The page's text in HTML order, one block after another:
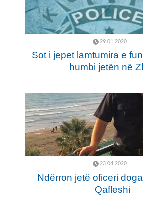
29.01.2020
Sot i jepet lamtumira e
humbi jetën në
23.04.2020
Ndërron jetë oficeri
Qafleshi